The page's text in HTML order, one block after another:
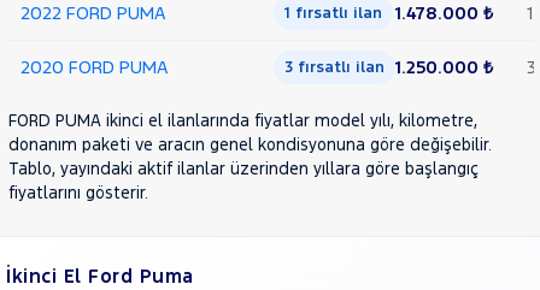
2022 FORD PUMA 1 fırsatlı ilan 1.478.000 ₺ 1
2020 FORD PUMA 3 fırsatlı ilan 1.250.000 ₺ 3
FORD PUMA ikinci el ilanlarında fiyatlar model yılı, kilometre,
donanım paketi ve aracın genel kondisyonuna göre değişebilir.
Tablo, yayındaki aktif ilanlar üzerinden yıllara göre başlangıç
fiyatlarını gösterir.
İkinci El Ford Puma